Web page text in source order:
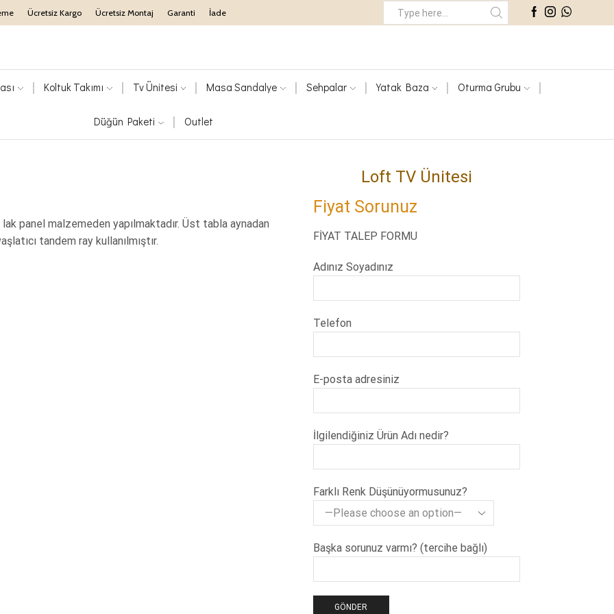
Ücretsiz Kargo Ücretsiz Montaj Garanti İade
Koltuk Takımı Tv Ünitesi Masa Sandalye Sehpalar Yatak Baza Oturma Grubu
Düğün Paketi Outlet
panel malzemeden yapılmaktadır. Üst tabla aynadan
tandem ray kullanılmıştır.
Loft TV Ünitesi
Fiyat Sorunuz
FİYAT TALEP FORMU
Adınız Soyadınız
Telefon
E-posta adresiniz
İlgilendiğiniz Ürün Adı nedir?
Farklı Renk Düşünüyormusunuz?
Başka sorunuz varmı? (tercihe bağlı)